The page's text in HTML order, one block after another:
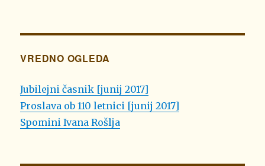
VREDNO OGLEDA
Jubilejni časnik [junij 2017]
Proslava ob 110 letnici [junij 2017]
Spomini Ivana Rošlja